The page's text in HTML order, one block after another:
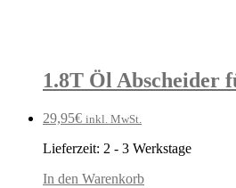
1.8T Öl Abscheider
29,95€ inkl. MwSt.
Lieferzeit: 2 - 3 Werkstage
In den Warenkorb